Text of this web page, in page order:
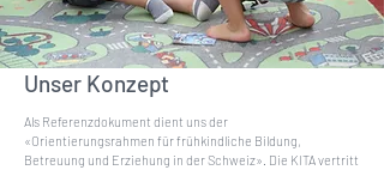
Unser Konzept
Als Referenzdokument dient uns der
«Orientierungsrahmen für frühkindliche Bildung,
Betreuung und Erziehung in der Schweiz». Die KITA vertritt